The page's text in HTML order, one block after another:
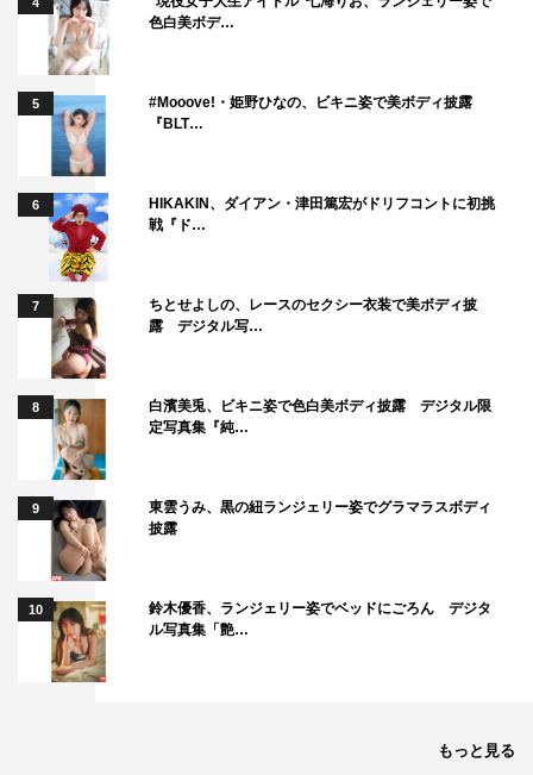
色白美ボデ…
5
#Mooove!・姫野ひなの、ビキニ姿で美ボディ披露
『BLT…
6
HIKAKIN、ダイアン・津田篤宏がドリフコントに初挑
戦『ド…
7
ちとせよしの、レースのセクシー衣装で美ボディ披
露 デジタル写…
8
白濱美兎、ビキニ姿で色白美ボディ披露 デジタル限
定写真集『純…
9
東雲うみ、黒の紐ランジェリー姿でグラマラスボディ
披露
10
鈴木優香、ランジェリー姿でベッドにごろん デジタ
ル写真集「艶…
もっと見る